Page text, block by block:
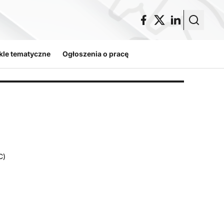
tematyczne Ogłoszenia o pracę